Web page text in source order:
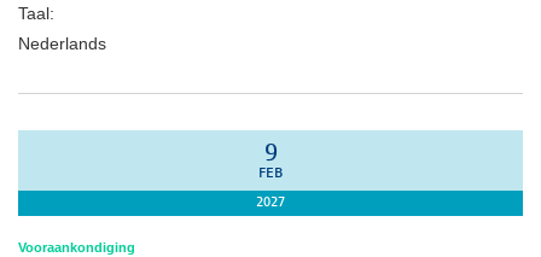
Taal:
Nederlands
9
FEB
2027
Vooraankondiging